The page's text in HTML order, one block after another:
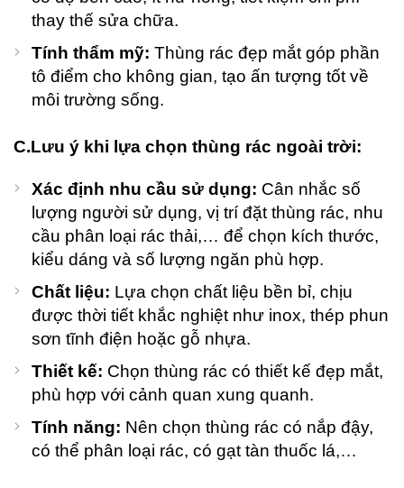
thay thế sửa chữa.
Tính thẩm mỹ: Thùng rác đẹp mắt góp phần
tô điểm cho không gian, tạo ấn tượng tốt về
môi trường sống.
C.Lưu ý khi lựa chọn thùng rác ngoài trời:
Xác định nhu cầu sử dụng: Cân nhắc số
lượng người sử dụng, vị trí đặt thùng rác, nhu
cầu phân loại rác thải,… để chọn kích thước,
kiểu dáng và số lượng ngăn phù hợp.
Chất liệu: Lựa chọn chất liệu bền bỉ, chịu
được thời tiết khắc nghiệt như inox, thép phun
sơn tĩnh điện hoặc gỗ nhựa.
Thiết kế: Chọn thùng rác có thiết kế đẹp mắt,
phù hợp với cảnh quan xung quanh.
Tính năng: Nên chọn thùng rác có nắp đậy,
có thể phân loại rác, có gạt tàn thuốc lá,…